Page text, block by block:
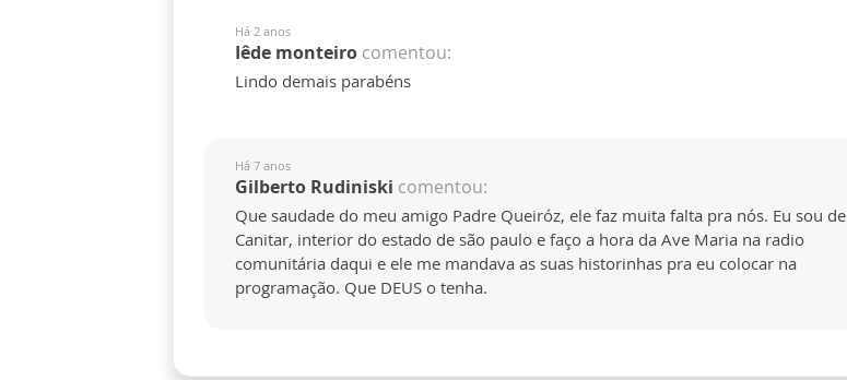
Há 2 anos
Iêde monteiro comentou:
Lindo demais parabéns
Há 7 anos
Gilberto Rudiniski comentou:
Que saudade do meu amigo Padre Queiróz, ele faz muita falta pra nós. Eu sou de
Canitar, interior do estado de são paulo e faço a hora da Ave Maria na radio
comunitária daqui e ele me mandava as suas historinhas pra eu colocar na
programação. Que DEUS o tenha.